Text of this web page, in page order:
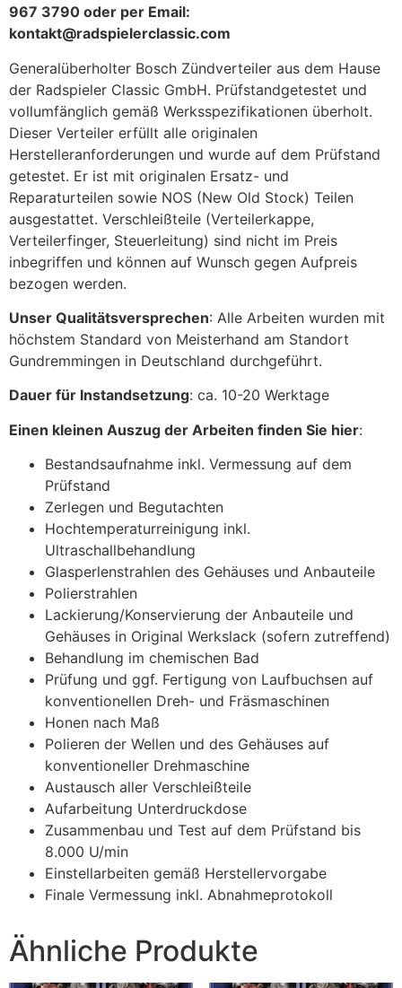
967 3790 oder per Email:
kontakt@radspielerclassic.com
Generalüberholter Bosch Zündverteiler aus dem Hause
der Radspieler Classic GmbH. Prüfstandgetestet und
vollumfänglich gemäß Werksspezifikationen überholt.
Dieser Verteiler erfüllt alle originalen
Herstelleranforderungen und wurde auf dem Prüfstand
getestet. Er ist mit originalen Ersatz- und
Reparaturteilen sowie NOS (New Old Stock) Teilen
ausgestattet. Verschleißteile (Verteilerkappe,
Verteilerfinger, Steuerleitung) sind nicht im Preis
inbegriffen und können auf Wunsch gegen Aufpreis
bezogen werden.
Unser Qualitätsversprechen: Alle Arbeiten wurden mit
höchstem Standard von Meisterhand am Standort
Gundremmingen in Deutschland durchgeführt.
Dauer für Instandsetzung: ca. 10-20 Werktage
Einen kleinen Auszug der Arbeiten finden Sie hier:
Bestandsaufnahme inkl. Vermessung auf dem
Prüfstand
Zerlegen und Begutachten
Hochtemperaturreinigung inkl.
Ultraschallbehandlung
Glasperlenstrahlen des Gehäuses und Anbauteile
Polierstrahlen
Lackierung/Konservierung der Anbauteile und
Gehäuses in Original Werkslack (sofern zutreffend)
Behandlung im chemischen Bad
Prüfung und ggf. Fertigung von Laufbuchsen auf
konventionellen Dreh- und Fräsmaschinen
Honen nach Maß
Polieren der Wellen und des Gehäuses auf
konventioneller Drehmaschine
Austausch aller Verschleißteile
Aufarbeitung Unterdruckdose
Zusammenbau und Test auf dem Prüfstand bis
8.000 U/min
Einstellarbeiten gemäß Herstellervorgabe
Finale Vermessung inkl. Abnahmeprotokoll
Ähnliche Produkte